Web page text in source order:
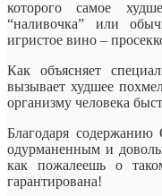
которого самое
“наливочка” или
игристое вино –
Как объясняет
вызывает худшее
организму человека
Благодаря
одурманенным и
как пожалеешь о
гарантирована!